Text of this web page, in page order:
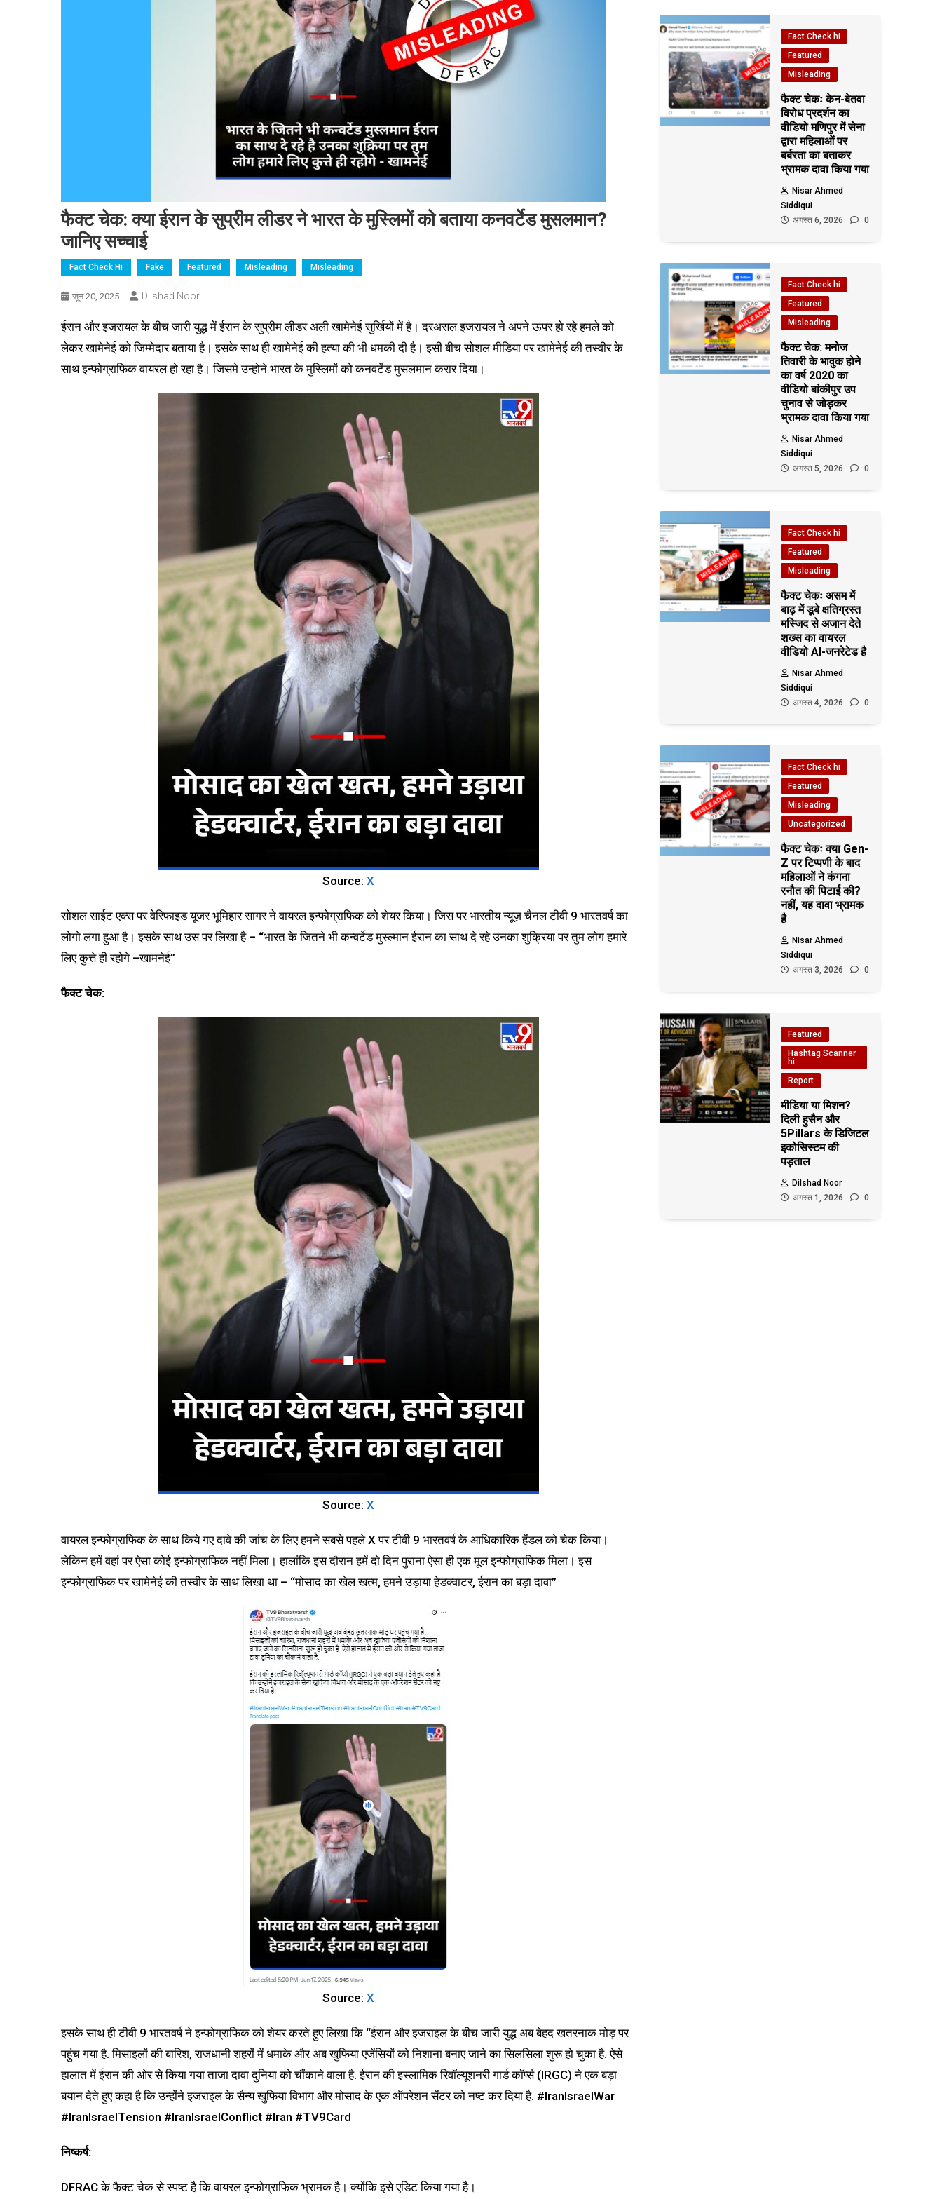
फैक्ट चेक: क्या ईरान के सुप्रीम लीडर ने भारत के मुस्लिमों को बताया कनवर्टेड मुसलमान?
जानिए सच्चाई
Fact Check Hi Fake Featured Misleading Misleading
जून 20, 2025 Dilshad Noor
ईरान और इजरायल के बीच जारी युद्ध में ईरान के सुप्रीम लीडर अली खामेनेई सुर्खियों में है। दरअसल इजरायल ने अपने ऊपर हो रहे हमले को
लेकर खामेनेई को जिम्मेदार बताया है। इसके साथ ही खामेनेई की हत्या की भी धमकी दी है। इसी बीच सोशल मीडिया पर खामेनेई की तस्वीर के
साथ इन्फोग्राफिक वायरल हो रहा है। जिसमे उन्होने भारत के मुस्लिमों को कनवर्टेड मुसलमान करार दिया।
Source: X
सोशल साईट एक्स पर वेरिफाइड यूजर भूमिहार सागर ने वायरल इन्फोग्राफिक को शेयर किया। जिस पर भारतीय न्यूज़ चैनल टीवी 9 भारतवर्ष का
लोगो लगा हुआ है। इसके साथ उस पर लिखा है – “भारत के जितने भी कन्वर्टेड मुस्ल्मान ईरान का साथ दे रहे उनका शुक्रिया पर तुम लोग हमारे
लिए कुत्ते ही रहोगे –खामनेई”
फैक्ट चेक:
Source: X
वायरल इन्फोग्राफिक के साथ किये गए दावे की जांच के लिए हमने सबसे पहले X पर टीवी 9 भारतवर्ष के आधिकारिक हेंडल को चेक किया।
लेकिन हमें वहां पर ऐसा कोई इन्फोग्राफिक नहीं मिला। हालांकि इस दौरान हमें दो दिन पुराना ऐसा ही एक मूल इन्फोग्राफिक मिला। इस
इन्फोग्राफिक पर खामेनेई की तस्वीर के साथ लिखा था – “मोसाद का खेल खत्म, हमने उड़ाया हेडक्वाटर, ईरान का बड़ा दावा”
Source: X
इसके साथ ही टीवी 9 भारतवर्ष ने इन्फोग्राफिक को शेयर करते हुए लिखा कि “ईरान और इजराइल के बीच जारी युद्ध अब बेहद खतरनाक मोड़ पर
पहुंच गया है. मिसाइलों की बारिश, राजधानी शहरों में धमाके और अब खुफिया एजेंसियों को निशाना बनाए जाने का सिलसिला शुरू हो चुका है. ऐसे
हालात में ईरान की ओर से किया गया ताजा दावा दुनिया को चौंकाने वाला है. ईरान की इस्लामिक रिवॉल्यूशनरी गार्ड कॉर्प्स (IRGC) ने एक बड़ा
बयान देते हुए कहा है कि उन्होंने इजराइल के सैन्य खुफिया विभाग और मोसाद के एक ऑपरेशन सेंटर को नष्ट कर दिया है. #IranIsraelWar
#IranIsraelTension #IranIsraelConflict #Iran #TV9Card
निष्कर्ष:
DFRAC के फैक्ट चेक से स्पष्ट है कि वायरल इन्फोग्राफिक भ्रामक है। क्योंकि इसे एडिट किया गया है।
Fact Check hi
Featured
Misleading
फैक्ट चेकः केन-बेतवा
विरोध प्रदर्शन का
वीडियो मणिपुर में सेना
द्वारा महिलाओं पर
बर्बरता का बताकर
भ्रामक दावा किया गया
Nisar Ahmed
Siddiqui
अगस्त 6, 2026
0
Fact Check hi
Featured
Misleading
फैक्ट चेक: मनोज
तिवारी के भावुक होने
का वर्ष 2020 का
वीडियो बांकीपुर उप
चुनाव से जोड़कर
भ्रामक दावा किया गया
Nisar Ahmed
Siddiqui
अगस्त 5, 2026
0
Fact Check hi
Featured
Misleading
फैक्ट चेकः असम में
बाढ़ में डूबे क्षतिग्रस्त
मस्जिद से अजान देते
शख्स का वायरल
वीडियो AI-जनरेटेड है
Nisar Ahmed
Siddiqui
अगस्त 4, 2026
0
Fact Check hi
Featured
Misleading
Uncategorized
फैक्ट चेकः क्या Gen-
Z पर टिप्पणी के बाद
महिलाओं ने कंगना
रनौत की पिटाई की?
नहीं, यह दावा भ्रामक
है
Nisar Ahmed
Siddiqui
अगस्त 3, 2026
0
Featured
Hashtag Scanner
hi
Report
मीडिया या मिशन?
दिली हुसैन और
5Pillars के डिजिटल
इकोसिस्टम की
पड़ताल
Dilshad Noor
अगस्त 1, 2026
0